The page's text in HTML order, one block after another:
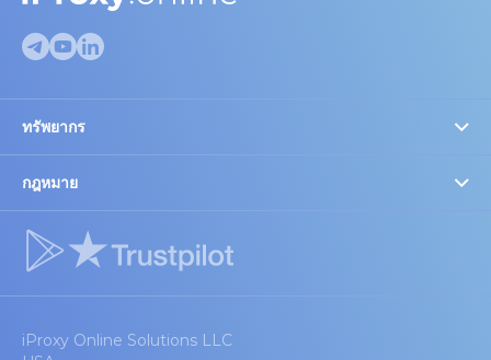
ทรัพยากร
FAQ
บล็อก
พันธมิตรและส่วนลด
อุปกรณ์แนะนำ
กฎหมาย
ความเชื่อมั่นและกฎหมาย
iProxy Online Solutions LLC